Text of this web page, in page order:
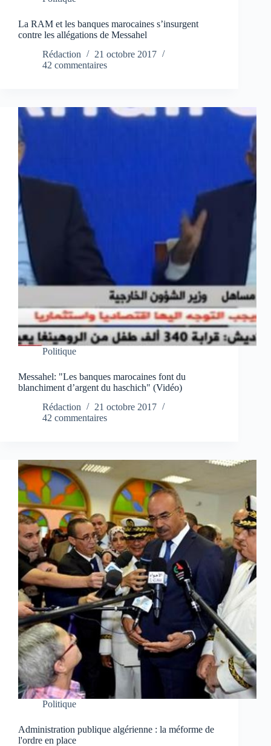
La RAM et les banques marocaines s’insurgent
contre les allégations de Messahel
Rédaction
21 octobre 2017
42 commentaires
Politique
Messahel: "Les banques marocaines font du
blanchiment d’argent du haschich" (Vidéo)
Rédaction
21 octobre 2017
42 commentaires
Politique
Administration publique algérienne : la méforme de
l'ordre en place